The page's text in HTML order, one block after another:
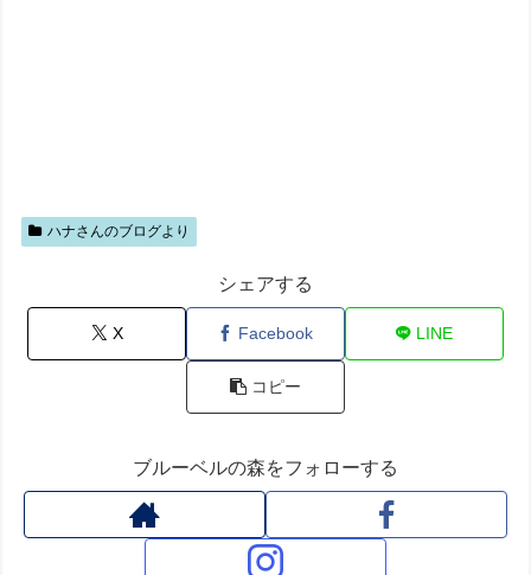
ハナさんのブログより
シェアする
X Facebook LINE
コピー
ブルーベルの森をフォローする